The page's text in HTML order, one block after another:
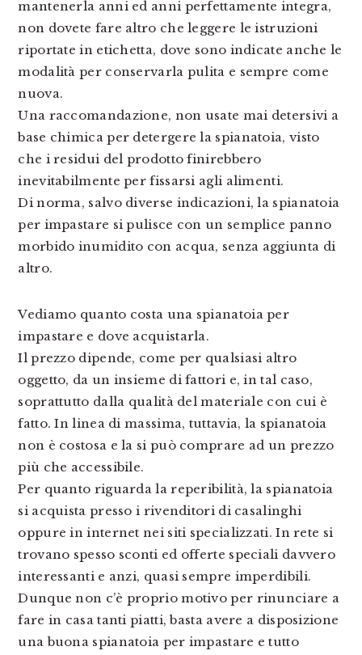
mantenerla anni ed anni perfettamente integra,
non dovete fare altro che leggere le istruzioni
riportate in etichetta, dove sono indicate anche le
modalità per conservarla pulita e sempre come
nuova.
Una raccomandazione, non usate mai detersivi a
base chimica per detergere la spianatoia, visto
che i residui del prodotto finirebbero
inevitabilmente per fissarsi agli alimenti.
Di norma, salvo diverse indicazioni, la spianatoia
per impastare si pulisce con un semplice panno
morbido inumidito con acqua, senza aggiunta di
altro.
Vediamo quanto costa una spianatoia per
impastare e dove acquistarla.
Il prezzo dipende, come per qualsiasi altro
oggetto, da un insieme di fattori e, in tal caso,
soprattutto dalla qualità del materiale con cui è
fatto. In linea di massima, tuttavia, la spianatoia
non è costosa e la si può comprare ad un prezzo
più che accessibile.
Per quanto riguarda la reperibilità, la spianatoia
si acquista presso i rivenditori di casalinghi
oppure in internet nei siti specializzati. In rete si
trovano spesso sconti ed offerte speciali davvero
interessanti e anzi, quasi sempre imperdibili.
Dunque non c’è proprio motivo per rinunciare a
fare in casa tanti piatti, basta avere a disposizione
una buona spianatoia per impastare e tutto